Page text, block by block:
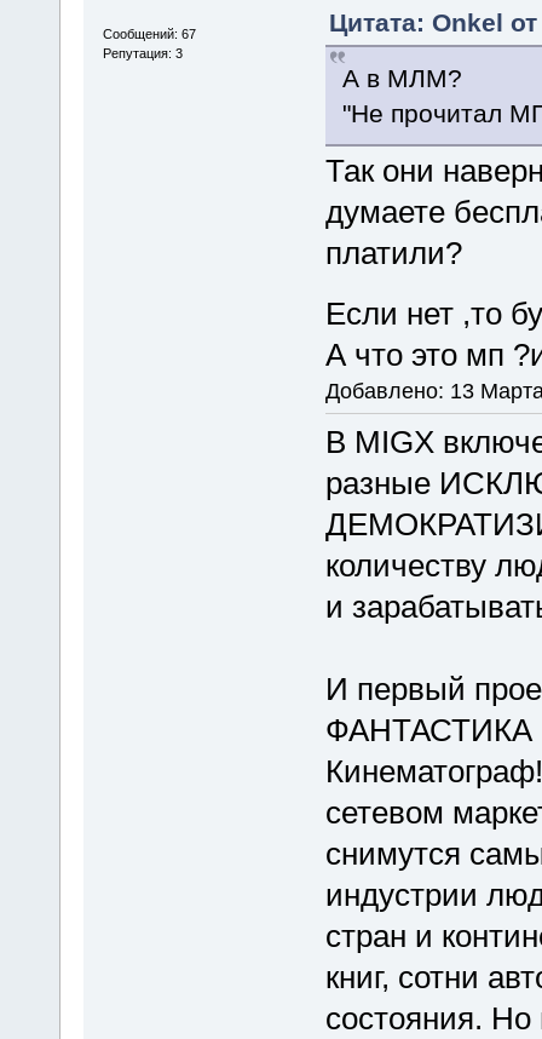
Сообщений: 67
Репутация: 3
Цитата: Onkel
А в МЛМ?
"Не прочитал
Так они
думаете
платили?
Если нет ,то
А что это мп
Добавлено: 13
B МIGX
разные
количеству
и
И первый
ФАНТАСТИКА
сетевом
снимутся
индустрии
стран и
книг, сотни
состояния. Но